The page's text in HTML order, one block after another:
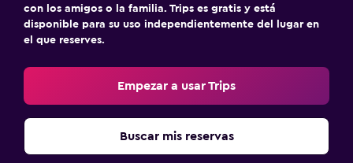
con los amigos o la familia. Trips es gratis y está
disponible para su uso independientemente del lugar en
el que reserves.
Empezar a usar Trips
Buscar mis reservas